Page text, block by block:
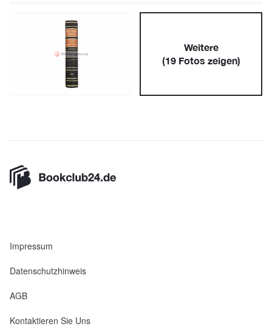
Weitere
(19Fotos zeigen)
Impressum
Datenschutzhinweis
AGB
Kontaktieren Sie Uns